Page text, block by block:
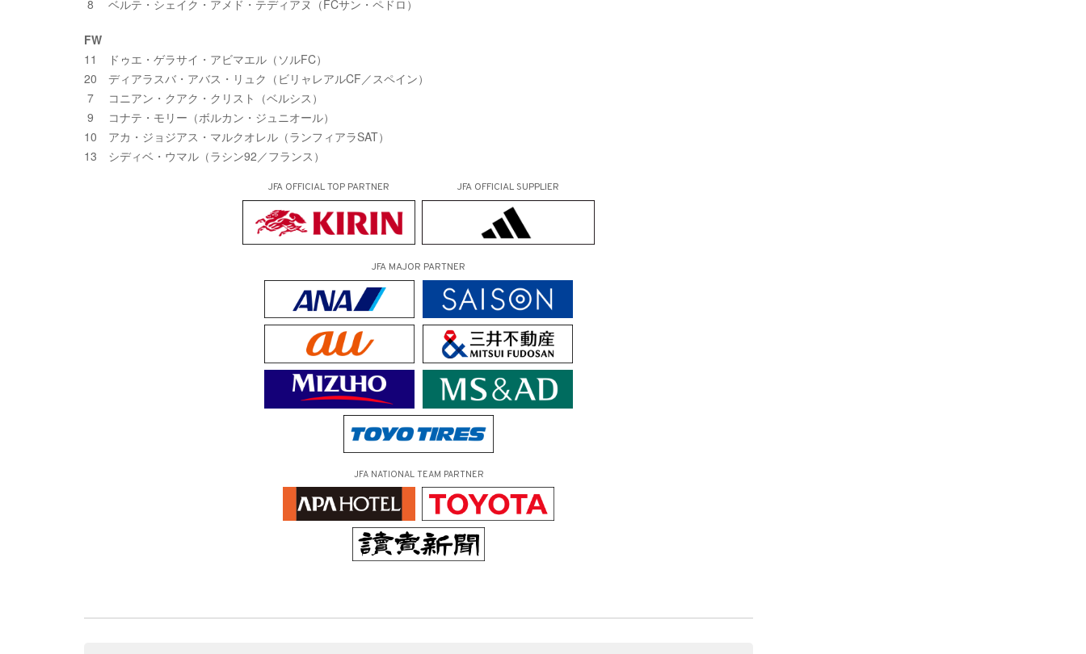
8 ベルテ・シェイク・アメド・テディアヌ（FCサン・ペドロ）
FW
11 ドゥエ・ゲラサイ・アビマエル（ソルFC）
20 ディアラスバ・アバス・リュク（ビリャレアルCF／スペイン）
7 コニアン・クアク・クリスト（ベルシス）
9 コナテ・モリー（ボルカン・ジュニオール）
10 アカ・ジョジアス・マルクオレル（ランフィアラSAT）
13 シディベ・ウマル（ラシン92／フランス）
JFA OFFICIALTOP PARTNER JFA OFFICIAL SUPPLIER
JFA MAJOR PARTNER
JFA NATIONAL TEAM PARTNER